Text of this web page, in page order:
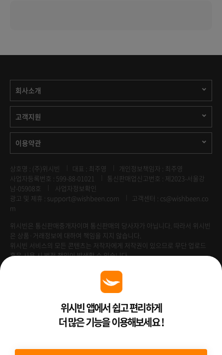
회사소개
고객지원
이용약관
상호명 : (주)위시빈 대표 : 최주영
개인정보책임자 : 최주영
사업자등록번호 : 599-88-01021
통신판매업신고번호 : 제2023-서울강
남-05908호
사업자정보확인
광고 및 제휴 : support@wishbeen.com
고객센터 : cs@wishbeen.co
m
위시빈은 통신판매중개자이며 통신판매의 당사자가 아닙니다. 따라서 위시빈
은 상품·거래정보에 대하여 책임을 지지 않습니다.
위시빈 서비스의 모든 콘텐츠는 저작자에게 저작권이 있으므로 무단 업로드
혹은 사용 시 법적 책임이 발생할 수 있습니다.
Venture Enterprise위시빈 앱에서 쉽고 편리하게
더 많은 기능을 이용해보세요 !